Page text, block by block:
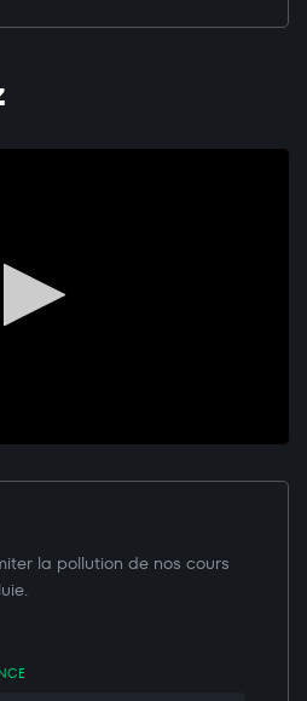
la pollution de nos cours